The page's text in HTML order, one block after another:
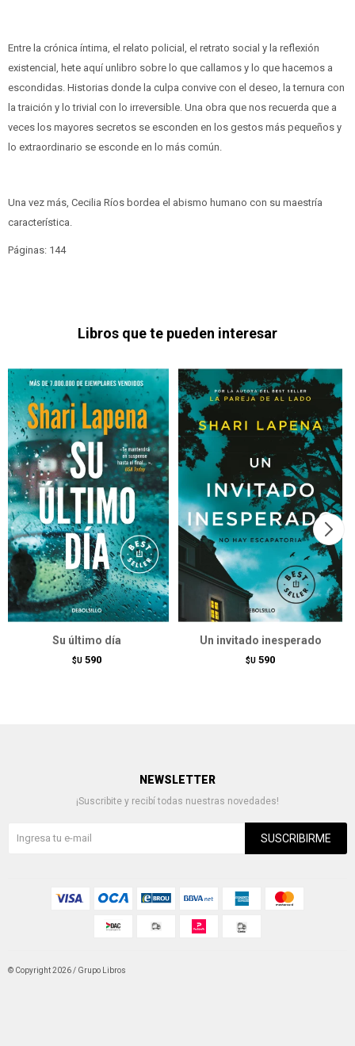
Entre la crónica íntima, el relato policial, el retrato social y la reflexión
existencial, hete aquí unlibro sobre lo que callamos y lo que hacemos a
escondidas. Historias donde la culpa convive con el deseo, la ternura con
la traición y lo trivial con lo irreversible. Una obra que nos recuerda que a
veces los mayores secretos se esconden en los gestos más pequeños y
lo extraordinario se esconde en lo más común.
Una vez más, Cecilia Ríos bordea el abismo humano con su maestría
característica.
Páginas: 144
Libros que te pueden interesar
Su último día
$U 590
Un invitado inesperado
$U 590
NEWSLETTER
¡Suscribite y recibí todas nuestras novedades!
SUSCRIBIRME
© Copyright 2026 / Grupo Libros